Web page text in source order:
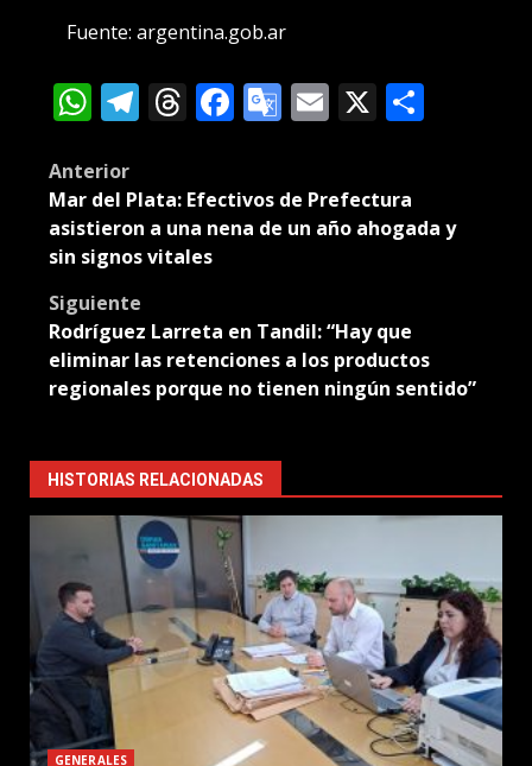
Fuente: argentina.gob.ar
WhatsApp
Telegram
Threads
Facebook
Google
Email
X
Post
navigation
Anterior
Mar del Plata: Efectivos de Prefectura
asistieron a una nena de un año ahogada y
sin signos vitales
Siguiente
Rodríguez Larreta en Tandil: “Hay que
eliminar las retenciones a los productos
regionales porque no tienen ningún sentido”
HISTORIAS RELACIONADAS
GENERALES